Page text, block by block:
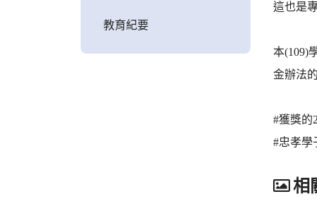
教育紀要
這也是
本(109)
金辦法
#獲獎的
#忠孝學
相